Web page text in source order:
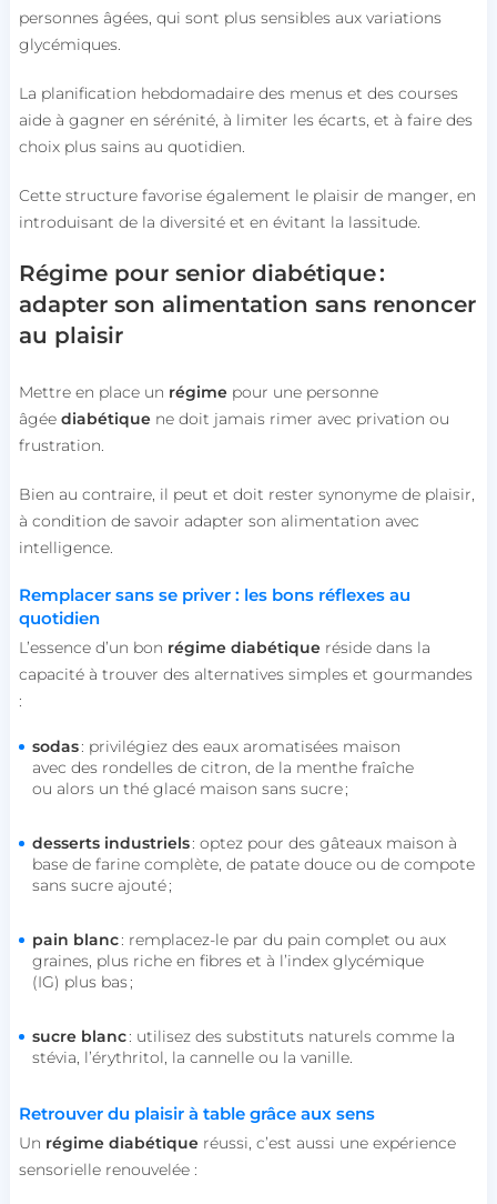
personnes âgées, qui sont plus sensibles aux variations
glycémiques.
La planification hebdomadaire des menus et des courses
aide à gagner en sérénité, à limiter les écarts, et à faire des
choix plus sains au quotidien.
Cette structure favorise également le plaisir de manger, en
introduisant de la diversité et en évitant la lassitude.
Régime pour senior diabétique :
adapter son alimentation sans renoncer
au plaisir
Mettre en place un régime pour une personne
âgéediabétique ne doit jamais rimer avec privation ou
frustration.
Bien au contraire, il peut et doit rester synonyme de plaisir,
à condition de savoir adapter son alimentation avec
intelligence.
Remplacer sans se priver : les bons réflexes au
quotidien
L’essence d’un bon régime diabétiqueréside dans la
capacité à trouver des alternatives simples et gourmandes
:
sodas: privilégiez des eaux aromatisées maison
avec des rondelles de citron, de la menthe fraîche
ou alors un thé glacé maison sans sucre ;
desserts industriels: optez pour des gâteaux maison à
base de farine complète, de patate douce ou de compote
sans sucre ajouté ;
pain blanc: remplacez-le par du pain complet ou aux
graines, plus riche en fibres et à l’index glycémique
(IG) plus bas ;
sucre blanc: utilisez des substituts naturels comme la
stévia, l’érythritol, la cannelle ou la vanille.
Retrouver du plaisir à table grâce aux sens
Un régime diabétiqueréussi, c’est aussi une expérience
sensorielle renouvelée :